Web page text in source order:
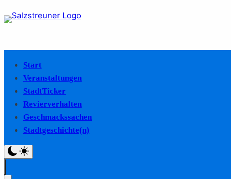
Start
Veranstaltungen
StadtTicker
Revierverhalten
Geschmackssachen
Stadtgeschichte(n)